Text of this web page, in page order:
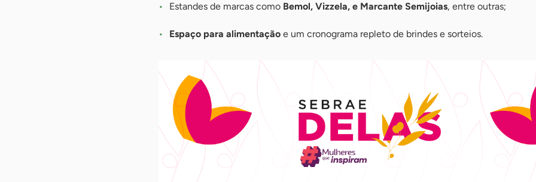
Estandes de marcas como Bemol, Vizzela, e Marcante Semijoias, entre outras;
Espaço para alimentação e um cronograma repleto de brindes e sorteios.